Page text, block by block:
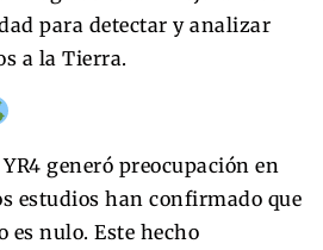
para detectar y analizar
a la Tierra.
generó preocupación en
estudios han confirmado que
es nulo. Este hecho